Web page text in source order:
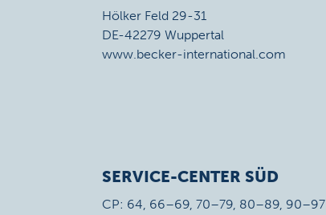
Hölker Feld 29-31
DE-42279 Wuppertal
www.becker-international.com
SERVICE-CENTER SÜD
CP: 64, 66–69, 70–79, 80–89, 90–97